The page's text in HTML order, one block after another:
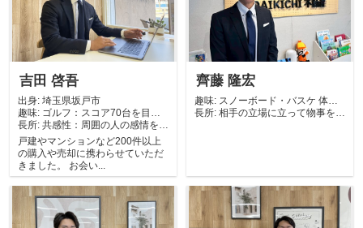
吉田 啓吾
出身: 埼玉県坂戸市
趣味: ゴルフ：スコア70台を目指
して特訓中です...
長所: 共感性：周囲の人の感情を察
するのが得意で...
戸建やマンションなど200件以上
の購入や売却に携わらせていただ
きました。 お会い...
齊藤 隆宏
趣味: スノーボード・バスケ 体を
動かすことが好...
長所: 相手の立場に立って物事を考